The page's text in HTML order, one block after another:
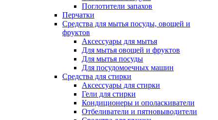
Поглотители запахов
Перчатки
Средства для мытья посуды, овощей и
фруктов
Аксессуары для мытья
Для мытья овощей и фруктов
Для мытья посуды
Для посудомоечных машин
Средства для стирки
Аксессуары для стирки
Гели для стирки
Кондиционеры и ополаскиватели
Отбеливатели и пятновыводители